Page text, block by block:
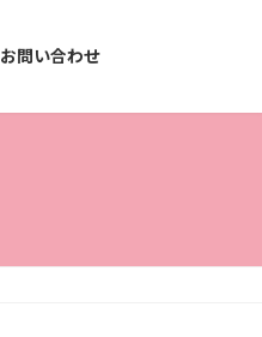
お問い合わせ